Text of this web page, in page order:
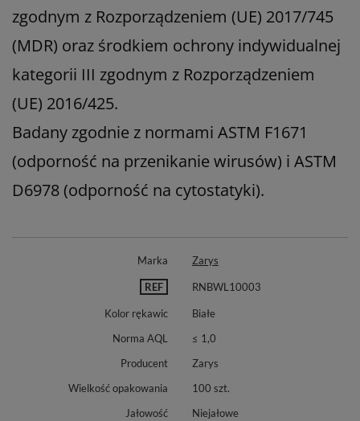
zgodnym z Rozporządzeniem (UE) 2017/745
(MDR) oraz środkiem ochrony indywidualnej
kategorii III zgodnym z Rozporządzeniem
(UE) 2016/425.
Badany zgodnie z normami ASTM F1671
(odporność na przenikanie wirusów) i ASTM
D6978 (odporność na cytostatyki).
Marka Zarys
REF RNBWL10003
Kolor rękawic
Białe
Norma AQL
≤ 1,0
Producent
Zarys
Wielkość opakowania
100 szt.
Jałowość
Niejałowe